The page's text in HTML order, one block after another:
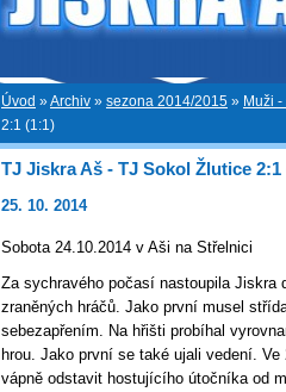
Úvod »Archiv » sezona 2014/2015 » Muži
2:1 (1:1)
TJ Jiskra Aš - TJ Sokol Žlutice 2:1
25. 10. 2014
Sobota 24.10.2014 v Aši na Střelnici
Za sychravého počasí nastoupila
zraněných hráčů. Jako první musel
sebezapřením. Na hřišti probíhal
hrou. Jako první se také ujali vedení.
vápně odstavit hostujícího útočníka od